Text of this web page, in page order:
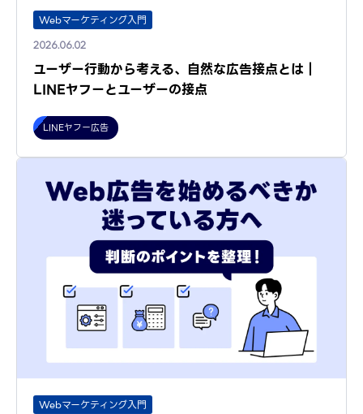
Webマーケティング入門
2026.06.02
ユーザー行動から考える、自然な広告接点とは｜
LINEヤフーとユーザーの接点
LINEヤフー広告
Webマーケティング入門